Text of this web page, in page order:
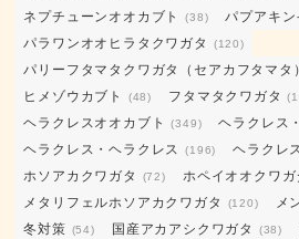
ネプチューンオオカブト (38) パプアキン
パラワンオオヒラタクワガタ (120)
パリーフタマタクワガタ（セアカフタマタ）
ヒメゾウカブト (48) フタマタクワガタ
ヘラクレスオオカブト (349) ヘラクレス
ヘラクレス・ヘラクレス (196) ヘラクレ
ホソアカクワガタ (72) ホペイオオクワガ
メタリフェルホソアカクワガタ (120) メ
冬対策 (54) 国産アカアシクワガタ (38)